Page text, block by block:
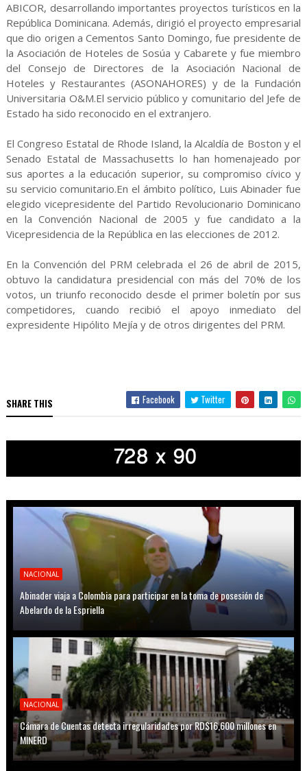
ABICOR, desarrollando importantes proyectos turísticos en la
República Dominicana. Además, dirigió el proyecto empresarial
que dio origen a Cementos Santo Domingo, fue presidente de
la Asociación de Hoteles de Sosúa y Cabarete y fue miembro
del Consejo de Directores de la Asociación Nacional de
Hoteles y Restaurantes (ASONAHORES) y de la Fundación
Universitaria O&M.El servicio público y comunitario del Jefe de
Estado ha sido reconocido en el extranjero.
El Congreso Estatal de Rhode Island, la Alcaldía de Boston y el
Senado Estatal de Massachusetts lo han homenajeado por
sus aportes a la educación superior, su compromiso cívico y
su servicio comunitario.En el ámbito político, Luis Abinader fue
elegido vicepresidente del Partido Revolucionario Dominicano
en la Convención Nacional de 2005 y fue candidato a la
Vicepresidencia de la República en las elecciones de 2012.
En la Convención del PRM celebrada el 26 de abril de 2015,
obtuvo la candidatura presidencial con más del 70% de los
votos, un triunfo reconocido desde el primer boletín por sus
competidores, cuando recibió el apoyo inmediato del
expresidente Hipólito Mejía y de otros dirigentes del PRM.
SHARE THIS Facebook Twitter
NACIONAL
Abinader viaja a Colombia para participar en la toma de posesión de
Abelardo de la Espriella
NACIONAL
Cámara de Cuentas detecta irregularidades por RD$16,600 millones en
MINERD